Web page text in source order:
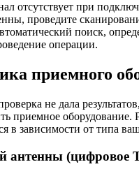
отсутствует при
проведите
поиск,
операции.
приемного
не дала
приемное оборудование.
в зависимости от типа
антенны (цифровое